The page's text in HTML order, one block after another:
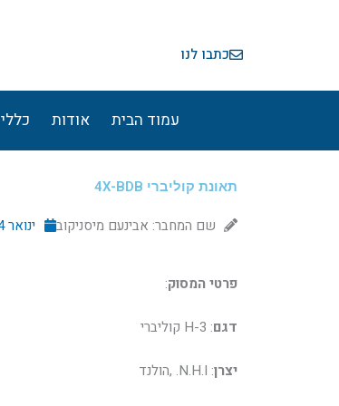
כתבו לנו
עמוד הבית אודות כללי
תאונת קוליברי 4X-BDB
שם המחבר: אבינעם מיסניקוב ינואר 14, 2021
פרטי המסוק:
דגם: H-3 קוליברי
יצרן: N.H.I. ,הולנד